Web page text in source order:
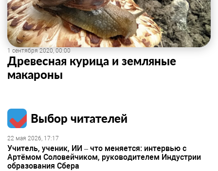
1 сентября 2020, 00:00
Древесная курица и земляные
макароны
Выбор читателей
22 мая 2026, 17:17
Учитель, ученик, ИИ – что меняется: интервью с
Артёмом Соловейчиком, руководителем Индустрии
образования Сбера